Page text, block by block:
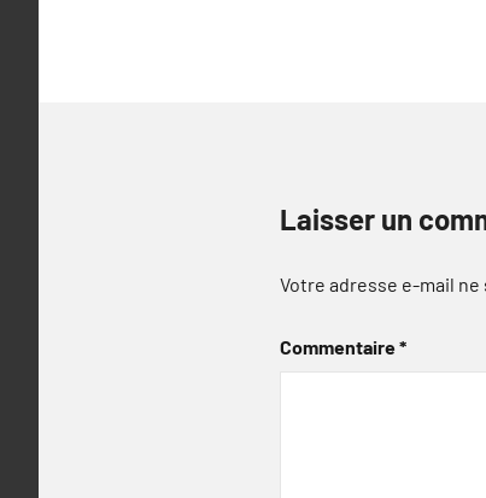
Laisser un
Votre adresse e-mail ne
Commentaire*